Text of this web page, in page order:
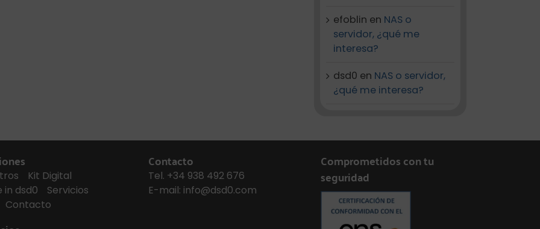
efoblin en NAS o
servidor, ¿qué me
interesa?
dsd0 en NAS o servidor,
¿qué me interesa?
Kit Digital
in dsd0
Servicios
Contacto
Contacto
Tel. +34 938 492 676
E-mail: info@dsd0.com
Comprometidos con tu
seguridad